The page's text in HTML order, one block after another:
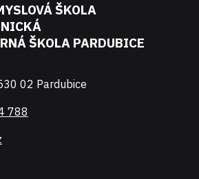
ŠKOLA
ŠKOLA PARDUBICE
02 Pardubice
788